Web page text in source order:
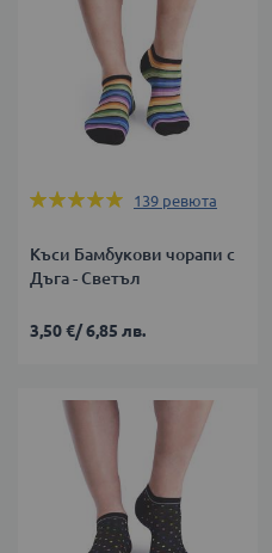
Оценка:
139 ревюта
Къси Бамбукови чорапи с
Дъга - Светъл
3,50 €/6,85 лв.